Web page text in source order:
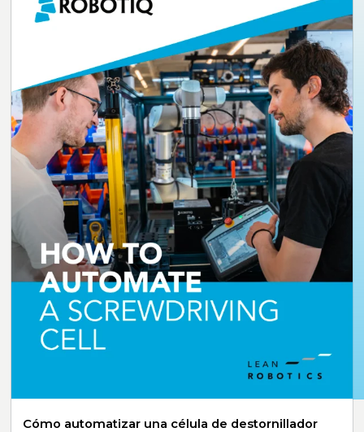
Cómo automatizar una célula de destornillador